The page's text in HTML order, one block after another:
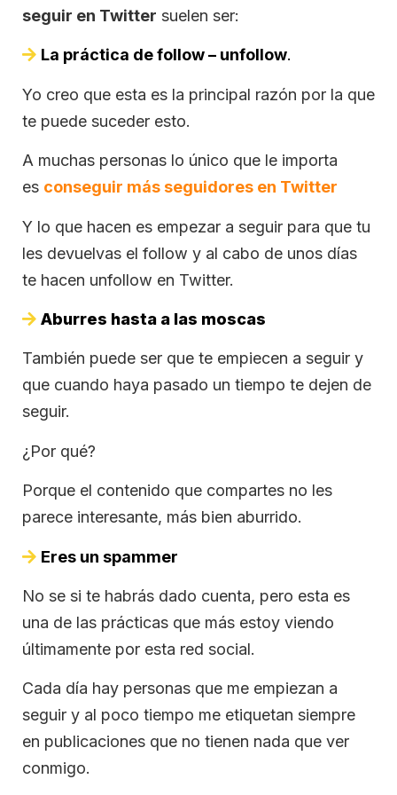
seguir en Twitter suelen ser:
La práctica de follow – unfollow.
Yo creo que esta es la principal razón por la que
te puede suceder esto.
A muchas personas lo único que le importa
es conseguir más seguidores en Twitter
Y lo que hacen es empezar a seguir para que tu
les devuelvas el follow y al cabo de unos días
te hacen unfollow en Twitter.
Aburres hasta a las moscas
También puede ser que te empiecen a seguir y
que cuando haya pasado un tiempo te dejen de
seguir.
¿Por qué?
Porque el contenido que compartes no les
parece interesante, más bien aburrido.
Eres un spammer
No se si te habrás dado cuenta, pero esta es
una de las prácticas que más estoy viendo
últimamente por esta red social.
Cada día hay personas que me empiezan a
seguir y al poco tiempo me etiquetan siempre
en publicaciones que no tienen nada que ver
conmigo.